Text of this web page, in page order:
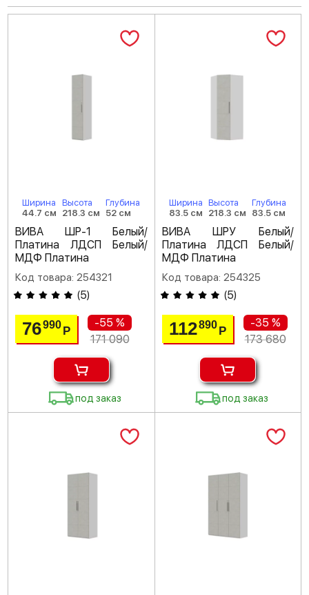
Ширина
44.7 см
Высота
218.3 см
Глубина
52 см
ВИВА ШР-1 Белый/
Платина ЛДСП Белый/
МДФ Платина
Код товара: 254321
(5)
76990Р
-55 %
171 090
под заказ
Ширина
83.5 см
Высота
218.3 см
Глубина
83.5 см
ВИВА ШРУ Белый/
Платина ЛДСП Белый/
МДФ Платина
Код товара: 254325
(5)
112890 Р
-35 %
173 680
под заказ